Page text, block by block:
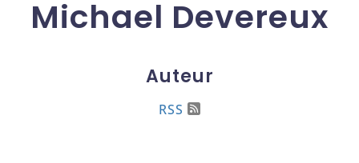
Michael Devereux
Auteur
RSS